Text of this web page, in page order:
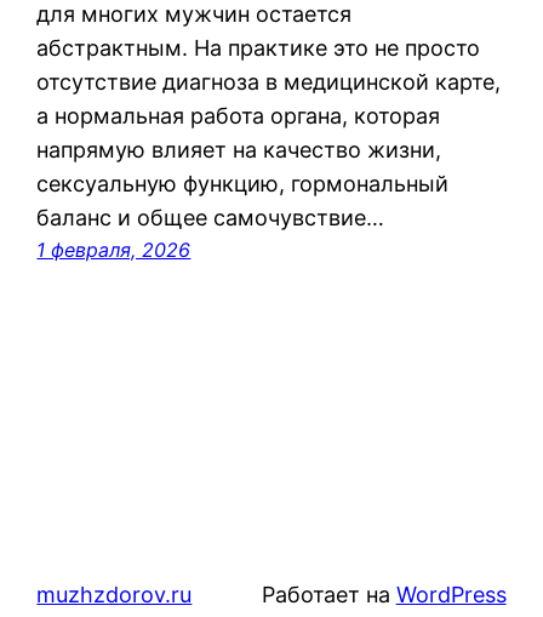
для многих мужчин остается
абстрактным. На практике это не просто
отсутствие диагноза в медицинской карте,
а нормальная работа органа, которая
напрямую влияет на качество жизни,
сексуальную функцию, гормональный
баланс и общее самочувствие…
1 февраля, 2026
muzhzdorov.ru Работает на WordPress